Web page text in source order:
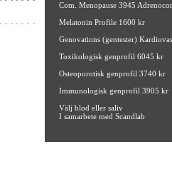
Com. Menopause 3945
Melatonin Profile 1600 kr
Genovations (gentester)
Toxikologisk genprofil 6045 kr
Osteoporotisk genprofil 3740 kr
Immunologisk genprofil 3905 kr
Välj blod eller saliv
I samarbete med Scandlab